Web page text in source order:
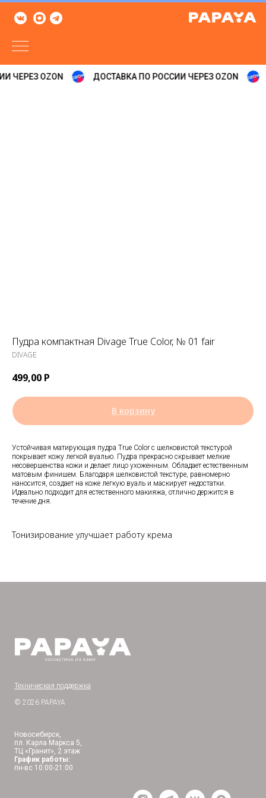
ЧЕРЕЗ OZON ДОСТАВКА ПО РОССИИ ЧЕРЕЗ OZON
Пудра компактная Divage True Color, № 01 fair
DIVAGE
499,00 Р
В корзину
Устойчивая матирующая пудра True Color с шелковистой текстурой
покрывает кожу легкой вуалью. Пудра прекрасно скрывает мелкие
несовершенства кожи и делает лицо ухоженным. Обладает естественным
матовым финишем. Благодаря шелковистой текстуре, равномерно
наносится, создает на коже легкую вуаль и маскирует недостатки.
Идеально подходит для естественного макияжа, отлично держится в
течение дня.
Тонизирование улучшает работу крема
Техническая поддержка
© 2026 PAPAYA
Новосибирск,
пл. Карла Маркса 5,
ТЦ «Гранит», 2 этаж
График работы:
пн-вс 10:00-21:00